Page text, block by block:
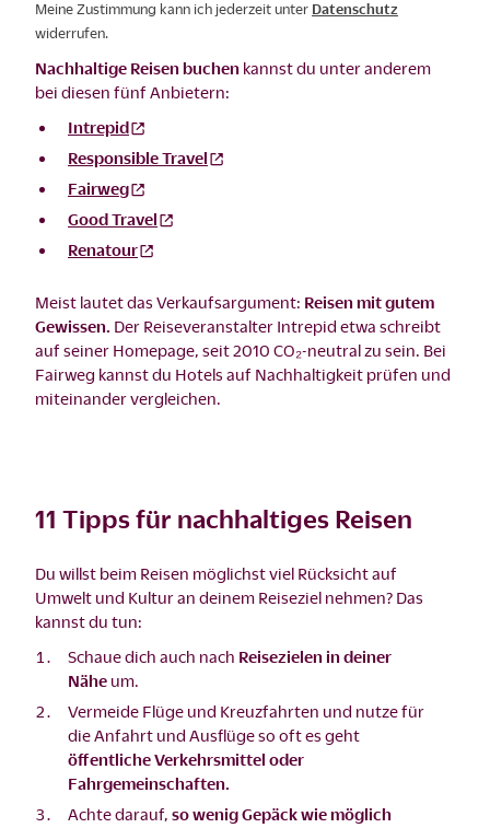
Meine Zustimmung kann ich jederzeit unter Datenschutz
widerrufen.
Nachhaltige Reisen buchen kannst du unter anderem
bei diesen fünf Anbietern:
Intrepid
Responsible Travel
Fairweg
Good Travel
Renatour
Meist lautet das Verkaufsargument: Reisen mit gutem
Gewissen. Der Reiseveranstalter Intrepid etwa schreibt
auf seiner Homepage, seit 2010 CO₂-neutral zu sein. Bei
Fairweg kannst du Hotels auf Nachhaltigkeit prüfen und
miteinander vergleichen.
11 Tipps für nachhaltiges Reisen
Du willst beim Reisen möglichst viel Rücksicht auf
Umwelt und Kultur an deinem Reiseziel nehmen? Das
kannst du tun:
Schaue dich auch nach Reisezielen in deiner
Nähe um.
Vermeide Flüge und Kreuzfahrten und nutze für
die Anfahrt und Ausflüge so oft es geht
öffentliche Verkehrsmittel oder
Fahrgemeinschaften.
Achte darauf, so wenig Gepäck wie möglich